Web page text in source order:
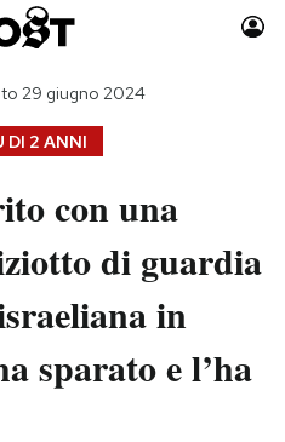
Auto
Moda
Consumismi
Storie/Idee
Media
DI 2 ANNI
29 giugno 2024
con una
di guardia
in
sparato e l’ha